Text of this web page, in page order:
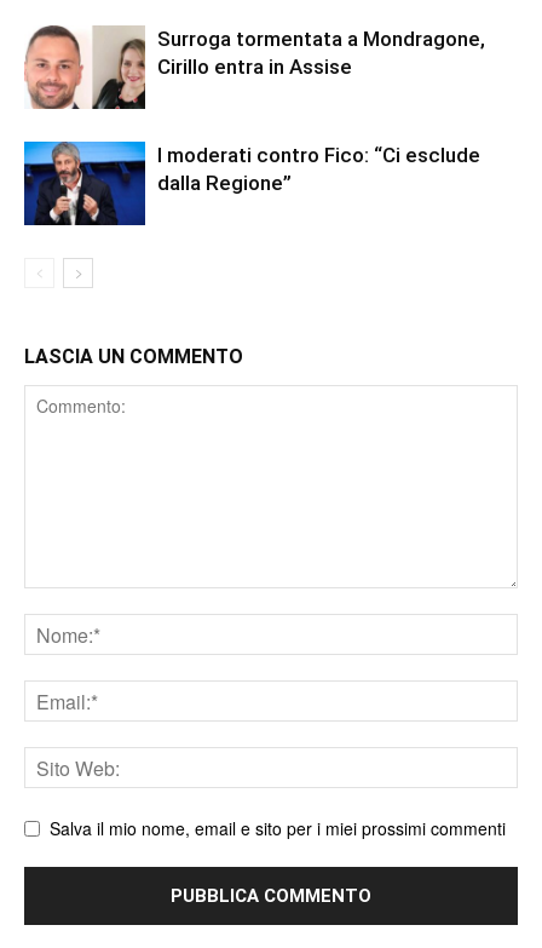
Surroga tormentata a Mondragone,
Cirillo entra in Assise
I moderati contro Fico: “Ci esclude
dalla Regione”
LASCIA UN COMMENTO
Comment
Nome
Email
Sito
web
Salva il mio nome, email e sito per i miei prossimi commenti